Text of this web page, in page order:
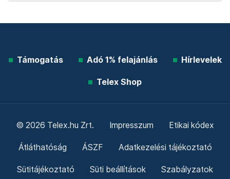
Támogatás Adó 1% felajánlás Hírlevelek
Telex Shop
© 2026 Telex.hu Zrt. Impresszum Etikai kódex
Átláthatóság ÁSZF Adatkezelési tájékoztató
Sütitájékoztató Süti beállítások Szabályzatok